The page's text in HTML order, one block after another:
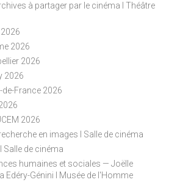
à partager par le cinéma I Théâtre
2026
2026
2026
France 2026
2026
en images I Salle de cinéma
Salle de cinéma
humaines et sociales — Joëlle
Edéry-Génini I Musée de l'Homme